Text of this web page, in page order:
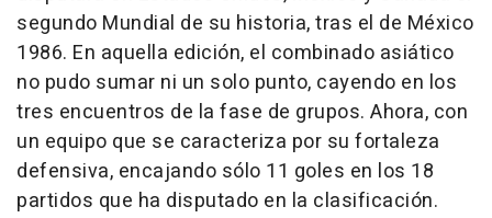
segundo Mundial de su historia, tras el de México
1986. En aquella edición, el combinado asiático
no pudo sumar ni un solo punto, cayendo en los
tres encuentros de la fase de grupos. Ahora, con
un equipo que se caracteriza por su fortaleza
defensiva, encajando sólo 11 goles en los 18
partidos que ha disputado en la clasificación.